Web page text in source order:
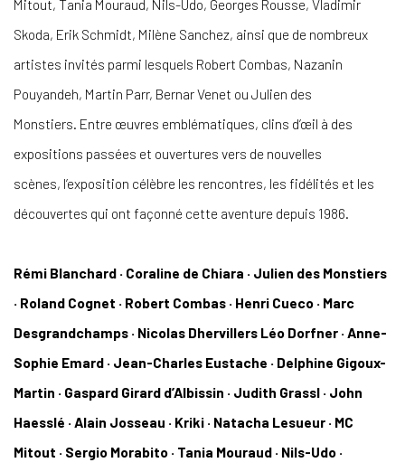
Mitout, Tania Mouraud, Nils-Udo, Georges Rousse, Vladimir
Skoda, Erik Schmidt, Milène Sanchez, ainsi que de nombreux
artistes invités parmi lesquels Robert Combas, Nazanin
Pouyandeh, Martin Parr, Bernar Venet ou Julien des
Monstiers. Entre œuvres emblématiques, clins d’œil à des
expositions passées et ouvertures vers de nouvelles
scènes, l’exposition célèbre les rencontres, les fidélités et les
découvertes qui ont façonné cette aventure depuis 1986.
Rémi Blanchard · Coraline de Chiara · Julien des Monstiers
· Roland Cognet · Robert Combas · Henri Cueco · Marc
Desgrandchamps · Nicolas Dhervillers Léo Dorfner · Anne-
Sophie Emard · Jean-Charles Eustache · Delphine Gigoux-
Martin · Gaspard Girard d’Albissin · Judith Grassl · John
Haesslé · Alain Josseau · Kriki · Natacha Lesueur · MC
Mitout · Sergio Morabito · Tania Mouraud · Nils-Udo ·